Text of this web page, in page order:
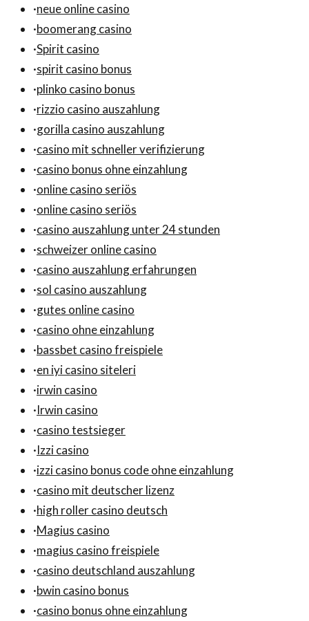
·neue online casino
·boomerang casino
·Spirit casino
·spirit casino bonus
·plinko casino bonus
·rizzio casino auszahlung
·gorilla casino auszahlung
·casino mit schneller verifizierung
·casino bonus ohne einzahlung
·online casino seriös
·online casino seriös
·casino auszahlung unter 24 stunden
·schweizer online casino
·casino auszahlung erfahrungen
·sol casino auszahlung
·gutes online casino
·casino ohne einzahlung
·bassbet casino freispiele
·en iyi casino siteleri
·irwin casino
·Irwin casino
·casino testsieger
·Izzi casino
·izzi casino bonus code ohne einzahlung
·casino mit deutscher lizenz
·high roller casino deutsch
·Magius casino
·magius casino freispiele
·casino deutschland auszahlung
·bwin casino bonus
·casino bonus ohne einzahlung